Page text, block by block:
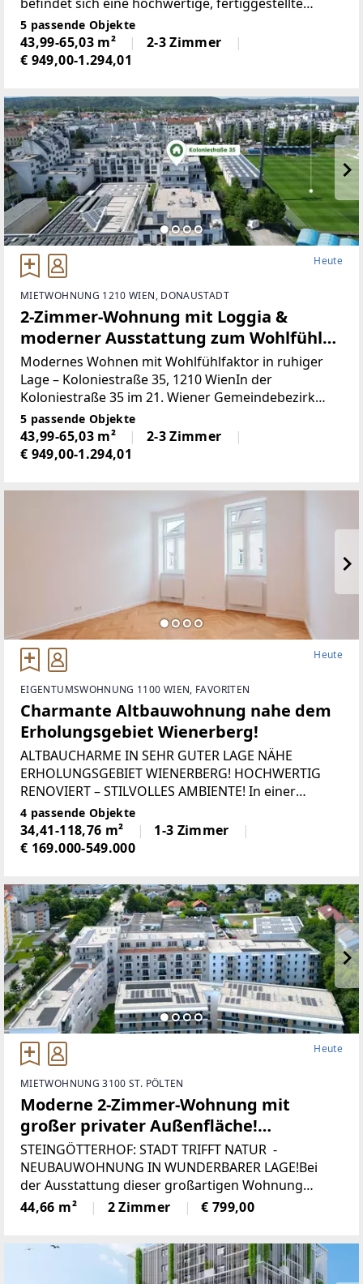
Wohnhausanlage mit insgesamt 6 Stiegen, die
modernen Wohnkomfort mit einer ruhigen
Wohnlage und ausgezeichneter
5 passende Objekte
43,99-65,03 m²
2-3 Zimmer
€ 949,00-1.294,01
Heute
MIETWOHNUNG 1210 WIEN, DONAUSTADT
2-Zimmer-Wohnung mit Loggia &
moderner Ausstattung zum Wohlfühlen
- ab sofort verfügbar!
Modernes Wohnen mit Wohlfühlfaktor in ruhiger
Lage – Koloniestraße 35, 1210 WienIn der
Koloniestraße 35 im 21. Wiener Gemeindebezirk
erwartet Sie eine moderne, bereits fertiggestellte
Wohnhausanlage, die urbanen Komfort mit
angenehmer Ruhelage
5 passende Objekte
43,99-65,03 m²
2-3 Zimmer
€ 949,00-1.294,01
Heute
EIGENTUMSWOHNUNG 1100 WIEN, FAVORITEN
Charmante Altbauwohnung nahe dem
Erholungsgebiet Wienerberg!
ALTBAUCHARME IN SEHR GUTER LAGE NÄHE
ERHOLUNGSGEBIET WIENERBERG! HOCHWERTIG
RENOVIERT – STILVOLLES AMBIENTE! In einer
Seitengasse wurde die Liegenschaft
Hardtmuthgasse 112 umfassend aufgefrischt und
überzeugt daher durch stilvolle
4 passende Objekte
34,41-118,76 m²
1-3 Zimmer
€ 169.000-549.000
Heute
MIETWOHNUNG 3100 ST. PÖLTEN
Moderne 2-Zimmer-Wohnung mit
großer privater Außenfläche!
Steingötterhof: Stadt trifft Natur
STEINGÖTTERHOF: STADT TRIFFT NATUR -
NEUBAUWOHNUNG IN WUNDERBARER LAGE!Bei
der Ausstattung dieser großartigen Wohnung
wurde nicht gespart und besonders auf hohe
Qualität sowie Funktionalität geachtet! In den
44,66 m² 2 Zimmer € 799,00